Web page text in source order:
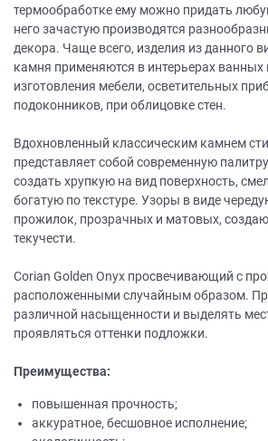
термообработке ему можно придать
него зачастую производятся
декора. Чаще всего, изделия из данного
камня применяются в интерьерах ванных
изготовления мебели, осветительных
подоконников, при облицовке стен.
Вдохновленный классическим камнем
представляет собой современную
создать хрупкую на вид поверхность,
богатую по текстуре. Узоры в виде
прожилок, прозрачных и матовых,
текучести.
Corian Golden Onyx просвечивающий с
расположенными случайным образом.
различной насыщенности и выделять
проявляться оттенки подложки.
Преимущества:
повышенная прочность;
аккуратное, бесшовное исполнение;